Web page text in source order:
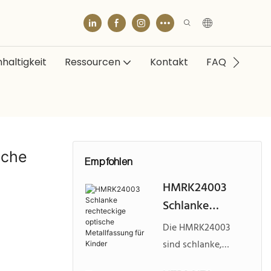
Ressourcen Kontakt FAQ
Empfohlen
HMRK24003
Schlanke
rechteckige
optische
Die HMRK24003
sind schlanke,